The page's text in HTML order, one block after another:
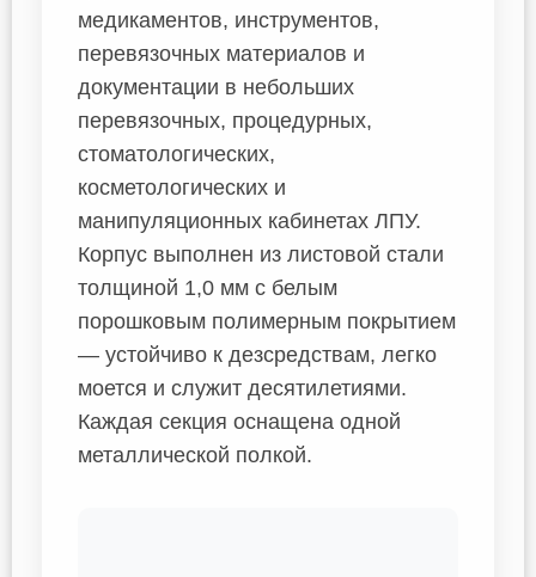
медикаментов, инструментов,
перевязочных материалов и
документации в небольших
перевязочных, процедурных,
стоматологических,
косметологических и
манипуляционных кабинетах ЛПУ.
Корпус выполнен из листовой стали
толщиной 1,0 мм с белым
порошковым полимерным покрытием
— устойчиво к дезсредствам, легко
моется и служит десятилетиями.
Каждая секция оснащена одной
металлической полкой.